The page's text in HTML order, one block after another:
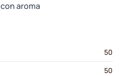
aroma
50
50